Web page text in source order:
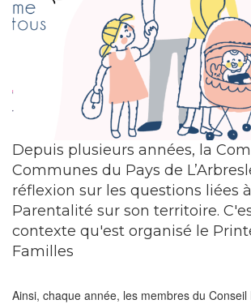
Depuis plusieurs années, la
Communes du Pays de
réflexion sur les questions liées
Parentalité sur son territoire.
contexte qu'est organisé le
Familles
Ainsi, chaque année, les membres du